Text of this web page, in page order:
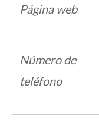
Página web
Número de
teléfono